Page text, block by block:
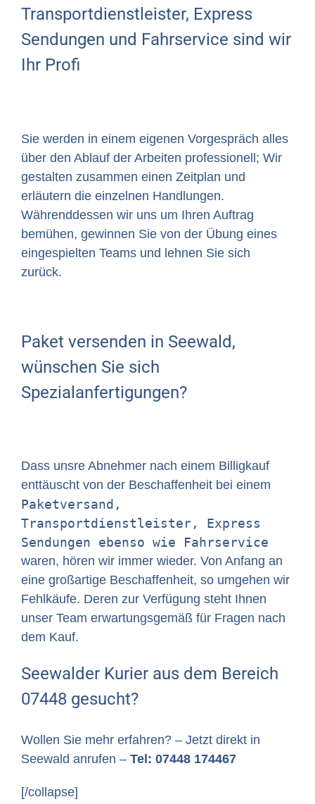
Transportdienstleister, Express
Sendungen und Fahrservice sind wir
Ihr Profi
Sie werden in einem eigenen Vorgespräch alles
über den Ablauf der Arbeiten professionell; Wir
gestalten zusammen einen Zeitplan und
erläutern die einzelnen Handlungen.
Währenddessen wir uns um Ihren Auftrag
bemühen, gewinnen Sie von der Übung eines
eingespielten Teams und lehnen Sie sich
zurück.
Paket versenden in Seewald,
wünschen Sie sich
Spezialanfertigungen?
Dass unsre Abnehmer nach einem Billigkauf
enttäuscht von der Beschaffenheit bei einem
Paketversand,
Transportdienstleister, Express
Sendungen ebenso wie Fahrservice
waren, hören wir immer wieder. Von Anfang an
eine großartige Beschaffenheit, so umgehen wir
Fehlkäufe. Deren zur Verfügung steht Ihnen
unser Team erwartungsgemäß für Fragen nach
dem Kauf.
Seewalder Kurier aus dem Bereich
07448 gesucht?
Wollen Sie mehr erfahren? – Jetzt direkt in
Seewald anrufen – Tel: 07448 174467
[/collapse]